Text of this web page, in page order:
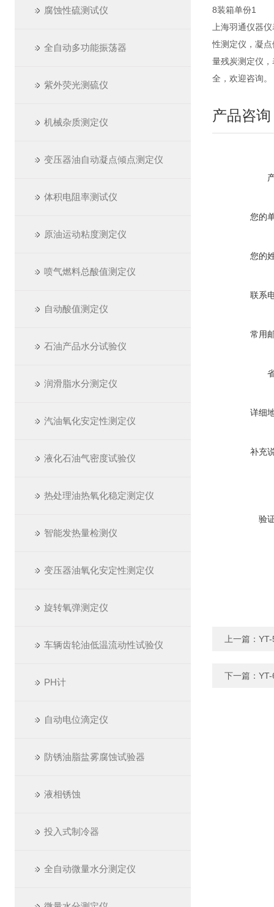
腐蚀性硫测试仪
全自动多功能振荡器
紫外荧光测硫仪
机械杂质测定仪
变压器油自动凝点倾点测定仪
体积电阻率测试仪
原油运动粘度测定仪
喷气燃料总酸值测定仪
自动酸值测定仪
石油产品水分试验仪
润滑脂水分测定仪
汽油氧化安定性测定仪
液化石油气密度试验仪
热处理油热氧化稳定测定仪
智能发热量检测仪
变压器油氧化安定性测定仪
旋转氧弹测定仪
车辆齿轮油低温流动性试验仪
PH计
自动电位滴定仪
防锈油脂盐雾腐蚀试验器
液相锈蚀
投入式制冷器
全自动微量水分测定仪
8装箱单份1
上海羽通仪器
性测定仪，凝
量残炭测定仪
全，欢迎咨询。
产品咨询
您的
您的
联系
常用
详细
补充
验
上一篇：
下一篇：